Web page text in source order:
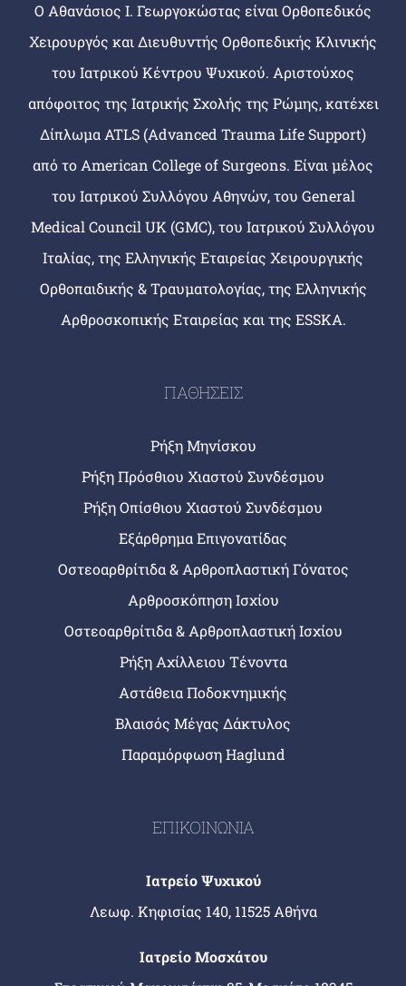
Ο Αθανάσιος Ι. Γεωργοκώστας είναι Ορθοπεδικός
Χειρουργός και Διευθυντής Ορθοπεδικής Κλινικής
του Ιατρικού Κέντρου Ψυχικού. Αριστούχος
απόφοιτος της Ιατρικής Σχολής της Ρώμης, κατέχει
Δίπλωμα ATLS (Advanced Trauma Life Support)
από το American College of Surgeons. Είναι μέλος
του Ιατρικού Συλλόγου Αθηνών, του General
Medical Council UK (GMC), του Ιατρικού Συλλόγου
Ιταλίας, της Ελληνικής Εταιρείας Χειρουργικής
Ορθοπαιδικής & Τραυματολογίας, της Ελληνικής
Αρθροσκοπικής Εταιρείας και της ESSKA.
ΠΑΘΗΣΕΙΣ
Ρήξη Μηνίσκου
Ρήξη Πρόσθιου Χιαστού Συνδέσμου
Ρήξη Οπίσθιου Χιαστού Συνδέσμου
Εξάρθρημα Επιγονατίδας
Οστεοαρθρίτιδα & Αρθροπλαστική Γόνατος
Αρθροσκόπηση Ισχίου
Οστεοαρθρίτιδα & Αρθροπλαστική Ισχίου
Ρήξη Αχίλλειου Τένοντα
Αστάθεια Ποδοκνημικής
Βλαισός Μέγας Δάκτυλος
Παραμόρφωση Haglund
ΕΠΙΚΟΙΝΩΝΙΑ
Ιατρείο Ψυχικού
Λεωφ. Κηφισίας 140, 11525 Αθήνα
Ιατρείο Μοσχάτου